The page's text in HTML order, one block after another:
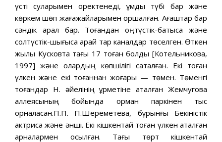
үсті суларымен қоректенеді, құмды түбі бар және
көркем шөп жағажайларымен қоршалған. Ағаштар бар
сәндік арал бар. Тоғандан оңтүстік-батысқа және
солтүстік-шығысқа қарай тар каналдар төселген. Өткен
жылы Кусковта тағы 17 тоған болды [Котельникова,
1997] және олардың көпшілігі сақталған. Екі тоған
үлкен және екі тоғаннан жоғары — төмен. Төменгі
тоғандар Н. әйелінің құрметіне аталған Жемчугова
аллеясының бойында орман паркінен тыс
орналасқан.П.П. П.Шереметева, бұрынғы Бекіністік
актриса және әнші. Екі кішкентай тоған үлкен аталған
арналармен қосылған. Тағы төрт кішкентай